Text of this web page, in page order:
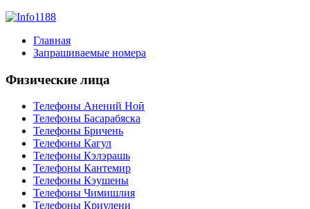
Главная
Запрашиваемые номера
Физические лица
Телефоны Анений Ноӣ
Телефоны Басарабяска
Телефоны Бричень
Телефоны Кагул
Телефоны Кэлэрашь
Телефоны Кантемир
Телефоны Кэушены
Телефоны Чимишлия
Телефоны Криулени